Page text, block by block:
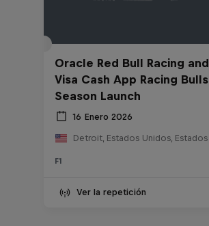
Oracle Red Bull Racing and
Visa Cash App Racing Bulls
Season Launch
16 Enero 2026
F1
Ver la repetición